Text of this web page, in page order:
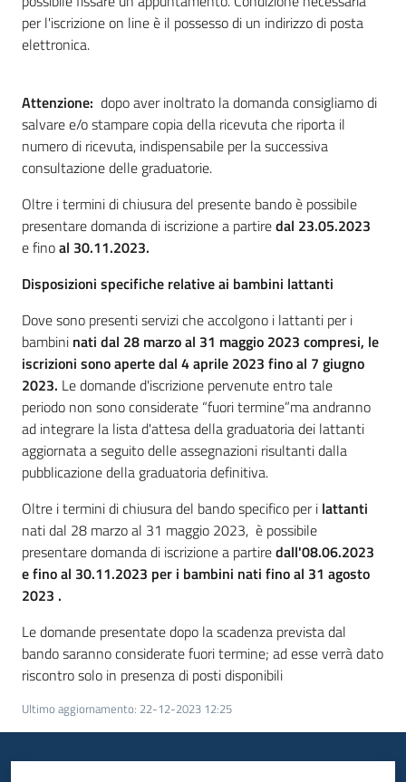
per l'iscrizione on line è il possesso di un indirizzo di posta
elettronica.
Attenzione: dopo aver inoltrato la domanda consigliamo di
salvare e/o stampare copia della ricevuta che riporta il
numero di ricevuta, indispensabile per la successiva
consultazione delle graduatorie.
Oltre i termini di chiusura del presente bando è possibile
presentare domanda di iscrizione a partiredal 23.05.2023
e finoal 30.11.2023.
Disposizioni specifiche relative ai bambini lattanti
Dove sono presenti servizi che accolgono i lattanti per i
bambini nati dal 28 marzo al 31 maggio 2023 compresi, le
iscrizioni sono apertedal 4 aprile 2023 fino al 7 giugno
2023. Le domande d'iscrizione pervenute entro tale
periodo non sono considerate “fuori termine”ma andranno
ad integrare la lista d'attesa della graduatoria dei lattanti
aggiornata a seguito delle assegnazioni risultanti dalla
pubblicazione della graduatoria definitiva.
Oltre i termini di chiusura del bando specifico per i lattanti
nati dal 28 marzo al 31 maggio 2023, è possibile
presentare domanda di iscrizione a partiredall'08.06.2023
e fino al 30.11.2023 per i bambini nati fino al 31 agosto
2023 .
Le domande presentate dopo la scadenza prevista dal
bando saranno considerate fuori termine; ad esse verrà dato
riscontro solo in presenza di posti disponibili
Ultimo aggiornamento: 22-12-2023 12:25